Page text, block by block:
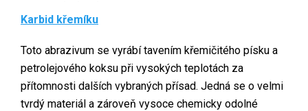
Karbid křemíku
Toto abrazivum se vyrábí tavením křemičitého písku a
petrolejového koksu při vysokých teplotách za
přítomnosti dalších vybraných přísad. Jedná se o velmi
tvrdý materiál a zároveň vysoce chemicky odolné